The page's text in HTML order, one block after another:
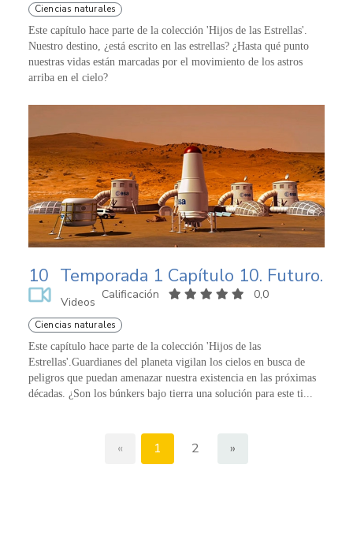
Ciencias naturales
Este capítulo hace parte de la colección 'Hijos de las Estrellas'.
Nuestro destino, ¿está escrito en las estrellas? ¿Hasta qué punto
nuestras vidas están marcadas por el movimiento de los astros
arriba en el cielo?
10 Temporada 1 Capítulo 10. Futuro.
Videos
Calificación 0,0
Ciencias naturales
Este capítulo hace parte de la colección 'Hijos de las
Estrellas'.Guardianes del planeta vigilan los cielos en busca de
peligros que puedan amenazar nuestra existencia en las próximas
décadas. ¿Son los búnkers bajo tierra una solución para este ti...
« 1 2 »